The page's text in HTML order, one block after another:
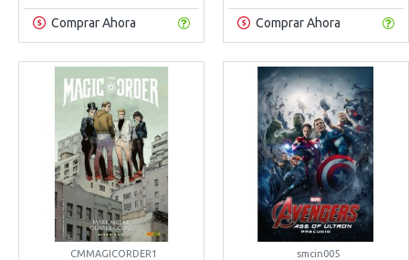
Comprar Ahora Comprar Ahora
CMMAGICORDER1 smcin005